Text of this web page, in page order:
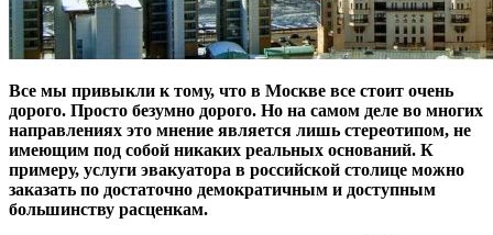
Все мы привыкли к тому, что в Москве все стоит очень
дорого. Просто безумно дорого. Но на самом деле во многих
направлениях это мнение является лишь стереотипом, не
имеющим под собой никаких реальных оснований. К
примеру, услуги эвакуатора в российской столице можно
заказать по достаточно демократичным и доступным
большинству расценкам.